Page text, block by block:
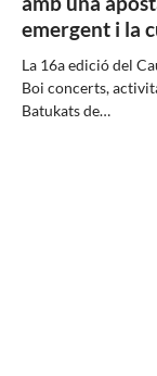
emergent i la
La 16a edició del
Boi concerts,
Batukats de…